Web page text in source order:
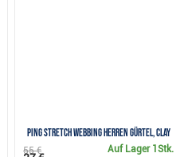
Ping stretch webbing Herren Gürtel, clay
Auf Lager 1Stk.
55 €